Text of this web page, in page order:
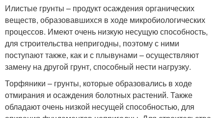
Илистые грунты – продукт осаждения органических
веществ, образовавшихся в ходе микробиологических
процессов. Имеют очень низкую несущую способность,
для строительства непригодны, поэтому с ними
поступают также, как и с плывунами – осуществляют
замену на другой грунт, способный нести нагрузку.
Торфяники – грунты, которые образовались в ходе
отмирания и осаждения болотных растений. Также
обладают очень низкой несущей способностью, для